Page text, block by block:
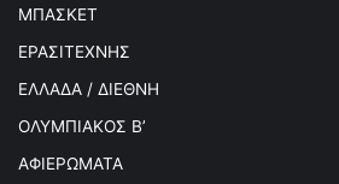
ΜΠΑΣΚΕΤ
ΕΡΑΣΙΤΕΧΝΗΣ
ΕΛΛΑΔΑ / ΔΙΕΘΝΗ
ΟΛΥΜΠΙΑΚΟΣ Β’
ΑΦΙΕΡΩΜΑΤΑ